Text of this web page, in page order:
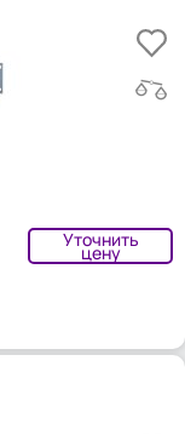
Уточнить
цену